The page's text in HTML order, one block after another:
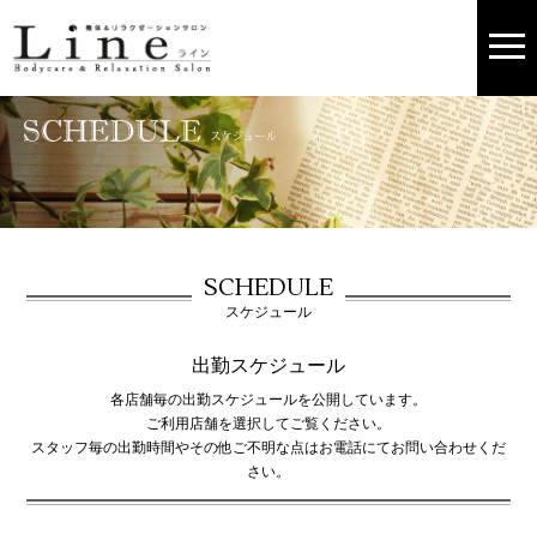
SCHEDULE
スケジュール
出勤スケジュール
各店舗毎の出勤スケジュールを公開しています。
ご利用店舗を選択してご覧ください。
スタッフ毎の出勤時間やその他ご不明な点はお電話にてお問い合わせくだ
さい。